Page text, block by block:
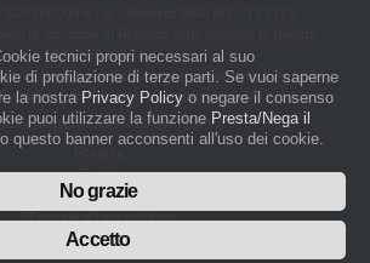
526.000,00 € i.v. - Numero REA: NO - 173322
di iscrizione al Registro delle Imprese di Novara
01436930034
nel Registro della Stampa Periodica con il nr. 562
del Tribunale di Novara del 07/03/13
Responsabile: Amleto Impaloni
Privacy
Cookie
Whistleblowing
Manuale d'uso del logo
Policy sulla Parità di genere
tecnici propri necessari al suo
di profilazione di terze parti. Se vuoi saperne
la nostra Privacy Policy o negare il consenso
puoi utilizzare la funzione Presta/Nega il
questo banner acconsenti all'uso dei cookie.
No grazie
Accetto